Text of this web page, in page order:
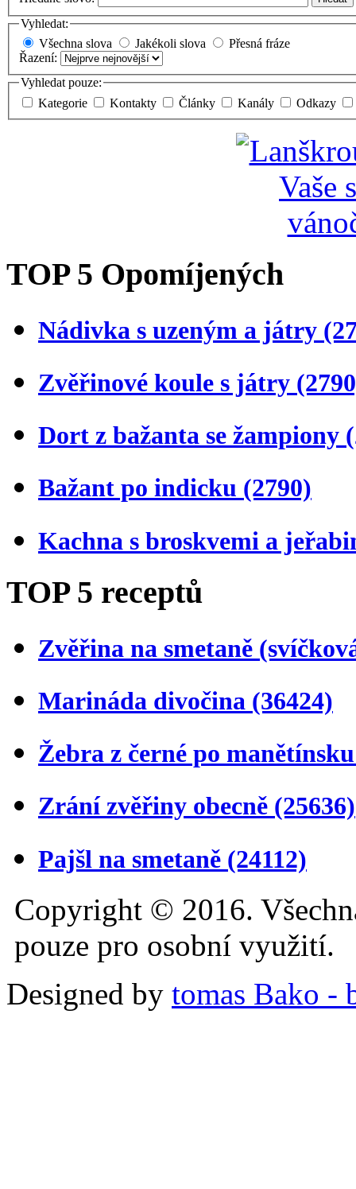
Vyhledat:
Všechna slova
Jakékoli slova
Přesná fráze
Řazení:
Vyhledat pouze:
Kategorie
Kontakty Články Kanály Odkazy
TOP 5 Opomíjených
Nádivka s uzeným a játry
Zvěřinové koule s játry
Dort z bažanta se žampiony
Bažant po indicku (2790)
Kachna s broskvemi a
TOP 5 receptů
Zvěřina na smetaně
Marináda divočina (36424)
Žebra z černé po
Zrání zvěřiny obecně (25636)
Pajšl na smetaně (24112)
Copyright © 2016.
pouze pro osobní využití.
Designed by tomas Bako -